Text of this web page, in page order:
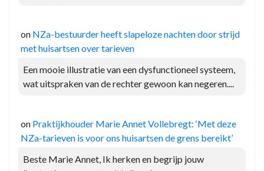
on NZa-bestuurder heeft slapeloze nachten door strijd
met huisartsen over tarieven
Een mooie illustratie van een dysfunctioneel systeem,
wat uitspraken van de rechter gewoon kan negeren....
on Praktijkhouder Marie Annet Vollebregt: ‘Met deze
NZa-tarieven is voor ons huisartsen de grens bereikt’
Beste Marie Annet, Ik herken en begrijp jouw